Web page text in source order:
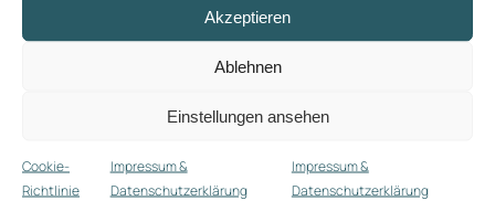
Akzeptieren
Ablehnen
Einstellungen ansehen
Cookie-
Richtlinie
Impressum &
Datenschutzerklärung
Impressum &
Datenschutzerklärung